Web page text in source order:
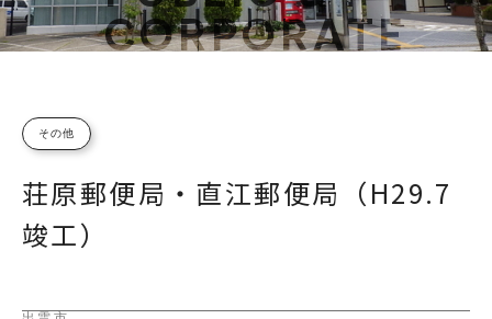
その他
荘原郵便局・直江郵便局（H29.7
竣工）